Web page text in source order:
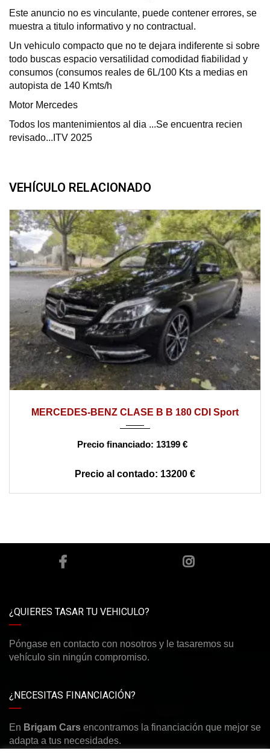
Este anuncio no es vinculante, puede contener errores, se
muestra a titulo informativo y no contractual.
Un vehiculo compacto que no te dejara indiferente si sobre
todo buscas espacio versatilidad comodidad fiabilidad y
consumos (consumos reales de 6L/100 Kts a medias en
autopista de 140 Kmts/h
Motor Mercedes
Todos los mantenimientos al dia ...Se encuentra recien
revisado...ITV 2025
VEHÍCULO RELACIONADO
MERCEDES-BENZ CLASE B B 180 CDI Sport
13199 €
13200 €
¿QUIERES TASAR TU VEHICULO?
Póngase en contacto con nosotros y le tasaremos su
vehículo sin ningún compromiso.
¿NECESITAS FINANCIACIÓN?
En Brigam Cars encontramos la financiación que mejor se
adapta a tus necesidades.